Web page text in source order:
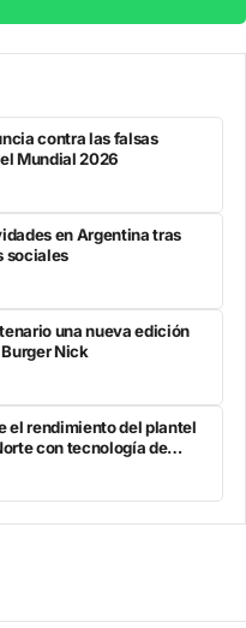
contra las falsas
Mundial 2026
en Argentina tras
sociales
una nueva edición
Nick
el rendimiento del plantel
con tecnología de